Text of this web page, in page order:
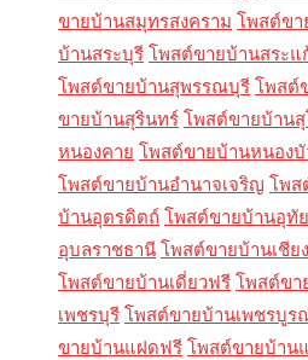
ขายบ้านสมุทรสงคราม โพสต์ขา
บ้านสระบุรี โพสต์ขายบ้านสระแ
โพสต์ขายบ้านสุพรรณบุรี โพสต์
ขายบ้านสุรินทร์ โพสต์ขายบ้าน
หนองคาย โพสต์ขายบ้านหนองบั
โพสต์ขายบ้านอำนาจเจริญ โพส
บ้านอุตรดิตถ์ โพสต์ขายบ้านอุทั
อุบลราชธานี โพสต์ขายบ้านเชีย
โพสต์ขายบ้านเดี่ยวฟรี โพสต์ขา
เพชรบุรี โพสต์ขายบ้านเพชรบูร
ขายบ้านแฝดฟรี โพสต์ขายบ้าน